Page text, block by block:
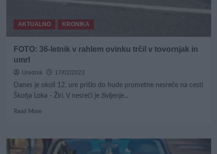
2,3
AKTUALNO KRONIKA
FOTO: 36-letnik v rahlem ovinku trčil v tovornjak in
umrl
Urednik
17/02/2023
Danes je okoli 12. ure prišlo do hude prometne nesreče na cesti
Škofja Loka - Žiri. V nesreči je življenje...
Read MoreRead
FOTO:
36-